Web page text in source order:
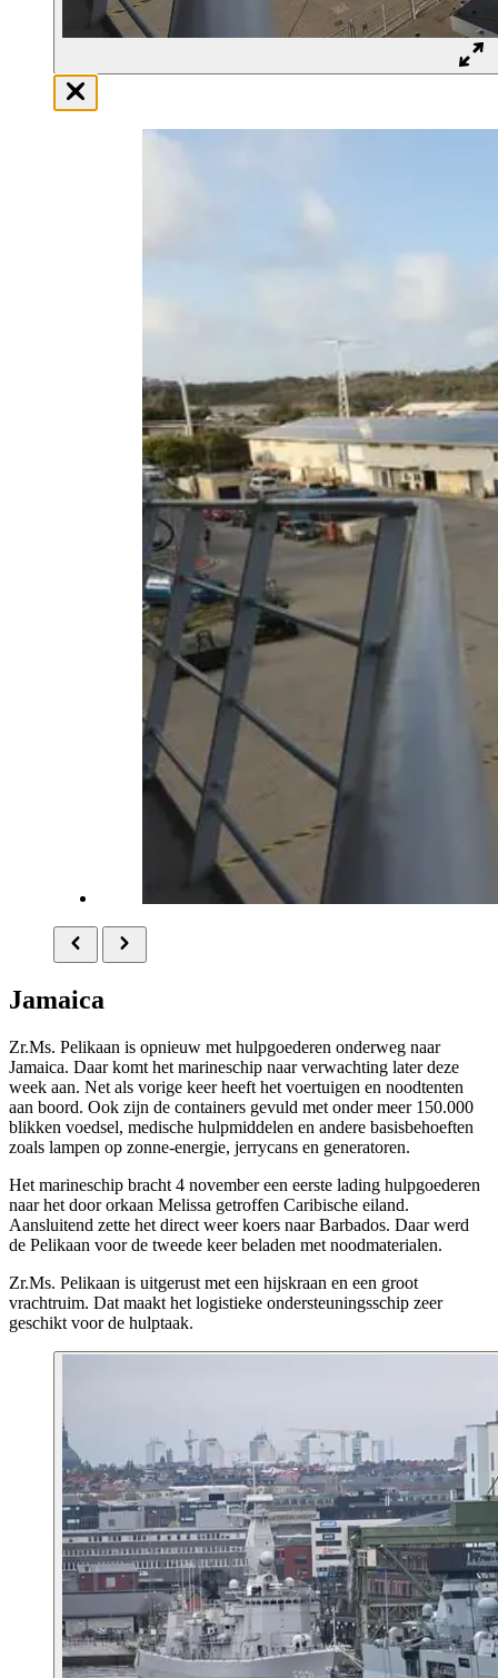
Jamaica
Zr.Ms. Pelikaan is opnieuw met hulpgoederen onderweg naar
Jamaica. Daar komt het marineschip naar verwachting later deze
week aan. Net als vorige keer heeft het voertuigen en noodtenten
aan boord. Ook zijn de containers gevuld met onder meer 150.000
blikken voedsel, medische hulpmiddelen en andere basisbehoeften
zoals lampen op zonne-energie, jerrycans en generatoren.
Het marineschip bracht 4 november een eerste lading hulpgoederen
naar het door orkaan Melissa getroffen Caribische eiland.
Aansluitend zette het direct weer koers naar Barbados. Daar werd
de Pelikaan voor de tweede keer beladen met noodmaterialen.
Zr.Ms. Pelikaan is uitgerust met een hijskraan en een groot
vrachtruim. Dat maakt het logistieke ondersteuningsschip zeer
geschikt voor de hulptaak.